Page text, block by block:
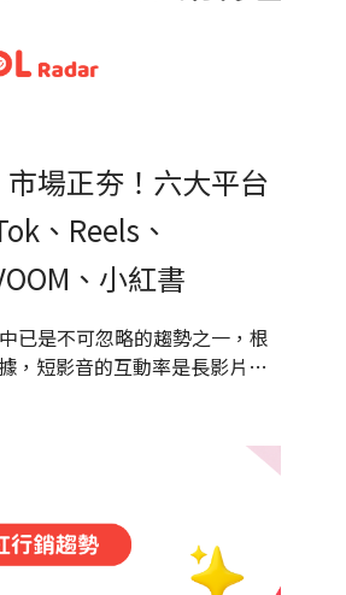
市場正夯！六大平台
、Reels、
、小紅書
已是不可忽略的趨勢之一，根
，短影音的互動率是長影片的
短影音熱潮，YouTube 和
針對六大平台的特色，分享短